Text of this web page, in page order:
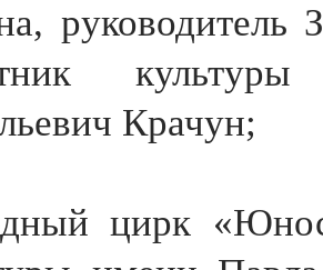
руководитель
культуры
Крачун;
цирк